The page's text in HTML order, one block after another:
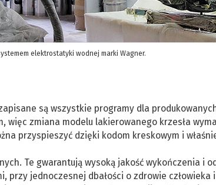
elektrostatyki wodnej marki Wagner.
są wszystkie programy dla
więc zmiana modelu lakierowanego krzesła
przyspieszyć dzięki kodom kreskowym i
Te gwarantują wysoką jakość wykończenia i
przy jednoczesnej dbałości o zdrowie człowieka